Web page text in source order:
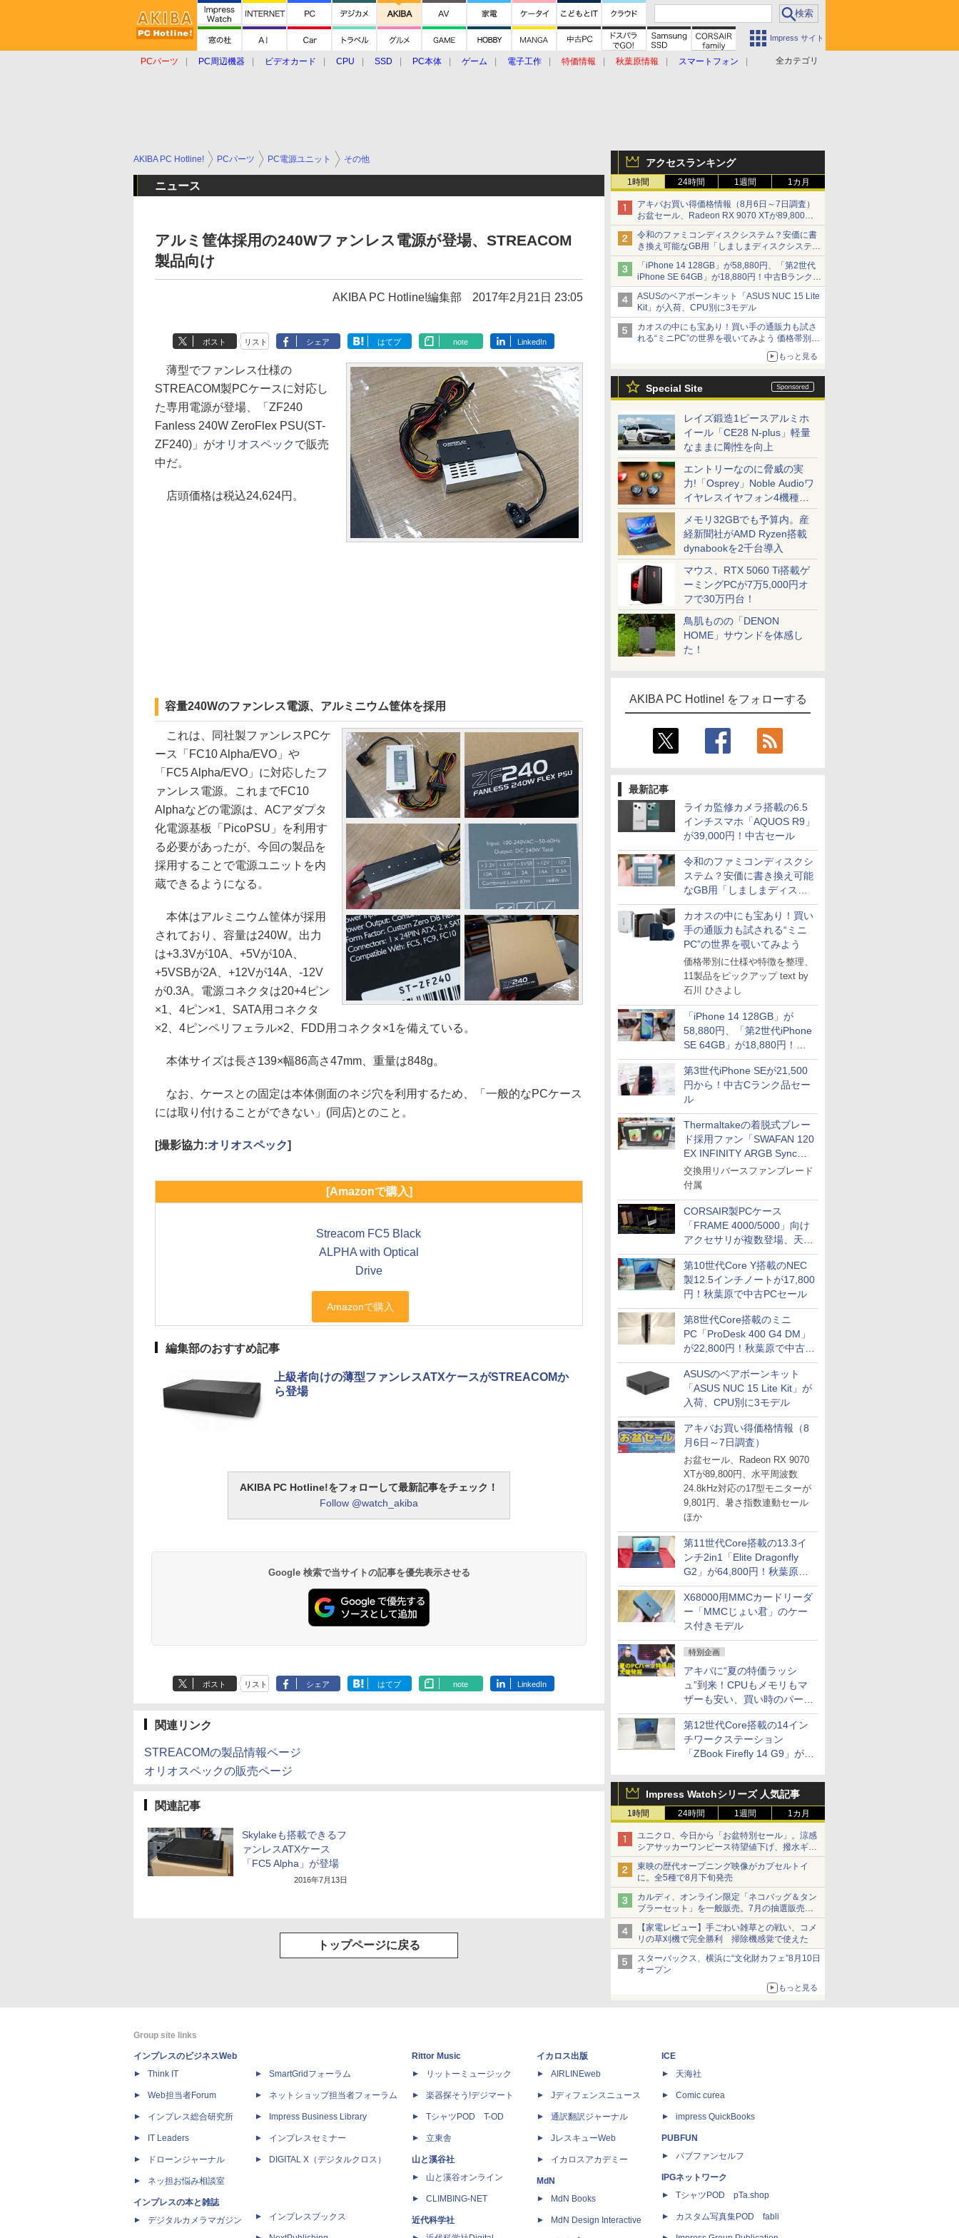
Impress サイト
全カテゴリ
PCパーツ PC周辺機器 ビデオカード CPU SSD PC本体 ゲーム 電子工作 特価情報 秋葉原情報
スマートフォン
アクセスランキング
1時間 24時間 1週間 1カ月
アキバお買い得価格情報（8月6日～7日調査）
お盆セール、Radeon RX 9070 XTが89,800
円、水平周波数24.8kHz対応の17型モニターが
9,801円、暑さ指数連動セール ほか
令和のファミコンディスクシステム？安価に書
き換え可能なGB用「しましまディスクシステ
ム」
「iPhone 14 128GB」が58,880円、「第2世代
iPhone SE 64GB」が18,880円！中古Bランク品
セール
ASUSのベアボーンキット「ASUS NUC 15 Lite
Kit」が入荷、CPU別に3モデル
カオスの中にも宝あり！買い手の通販力も試さ
れる“ミニPC”の世界を覗いてみよう 価格帯別に
仕様や特徴を整理、11製品をピックアップ text
もっと見る
Special Site
レイズ鍛造1ピースアルミホ
イール「CE28 N-plus」軽量
なままに剛性を向上
エントリーなのに脅威の実
力!「Osprey」Noble Audioワ
イヤレスイヤフォン4機種を
一気に聴く
メモリ32GBでも予算内。産
経新聞社がAMD Ryzen搭載
dynabookを2千台導入
マウス、RTX 5060 Ti搭載ゲ
ーミングPCが7万5,000円オ
フで30万円台！
鳥肌ものの「DENON
HOME」サウンドを体感し
た！
AKIBA PC Hotline! をフォローする
最新記事
ライカ監修カメラ搭載の6.5
インチスマホ「AQUOS R9」
が39,000円！中古セール
令和のファミコンディスクシ
ステム？安価に書き換え可能
なGB用「しましまディスク
システム」
カオスの中にも宝あり！買い
手の通販力も試される“ミニ
PC”の世界を覗いてみよう
価格帯別に仕様や特徴を整理、
11製品をピックアップ text by
石川 ひさよし
「iPhone 14 128GB」が
58,880円、「第2世代iPhone
SE 64GB」が18,880円！中
古Bランク品セール
第3世代iPhone SEが21,500
円から！中古Cランク品セー
ル
Thermaltakeの着脱式ブレー
ド採用ファン「SWAFAN 120
EX INFINITY ARGB Sync」
に単品パッケージ
交換用リバースファンブレード
付属
CORSAIR製PCケース
「FRAME 4000/5000」向け
アクセサリが複数登場、天然
木製パネルや背面コネクタ対
応トレイなど
第10世代Core Y搭載のNEC
製12.5インチノートが17,800
円！秋葉原で中古PCセール
第8世代Core搭載のミニ
PC「ProDesk 400 G4 DM」
が22,800円！秋葉原で中古
PCセール
ASUSのベアボーンキット
「ASUS NUC 15 Lite Kit」が
入荷、CPU別に3モデル
アキバお買い得価格情報（8
月6日～7日調査）
お盆セール、Radeon RX 9070
XTが89,800円、水平周波数
24.8kHz対応の17型モニターが
9,801円、暑さ指数連動セール
ほか
第11世代Core搭載の13.3イ
ンチ2in1「Elite Dragonfly
G2」が64,800円！秋葉原で
中古PCセール
X68000用MMCカードリーダ
ー「MMCじょい君」のケー
ス付きモデル
特別企画
アキバに“夏の特価ラッシ
ュ”到来！CPUもメモリもマ
ザーも安い、買い時のパーツ
は？【8月7日(金)22時配信】
第12世代Core搭載の14イン
チワークステーション
「ZBook Firefly 14 G9」が
セール
Impress Watchシリーズ 人気記事
1時間 24時間 1週間 1カ月
ユニクロ、今日から「お盆特別セール」。涼感
シアサッカーワンピース待望値下げ、撥水ギア
ショーツは1990円に
東映の歴代オープニング映像がカプセルトイ
に。全5種で8月下旬発売
カルディ、オンライン限定「ネコバッグ＆タン
ブラーセット」を一般販売。7月の抽選販売の
当選無効分
【家電レビュー】手ごわい雑草との戦い、コメ
リの草刈機で完全勝利 掃除機感覚で使えた
スターバックス、横浜に“文化財カフェ”8月10日
オープン
もっと見る
AKIBA PC Hotline! PCパーツ PC電源ユニット その他
ニュース
アルミ筐体採用の240Wファンレス電源が登場、STREACOM
製品向け
AKIBA PC Hotline!編集部 2017年2月21日 23:05
ポスト リスト シェア はてブ note LinkedIn
薄型でファンレス仕様の
STREACOM製PCケースに対応し
た専用電源が登場、「ZF240
Fanless 240W ZeroFlex PSU(ST-
ZF240)」がオリオスペック で販売
中だ。
店頭価格は税込24,624円。
容量240Wのファンレス電源、アルミニウム筐体を採用
これは、同社製ファンレスPCケ
ース「FC10 Alpha/EVO」や
「FC5 Alpha/EVO」に対応したフ
ァンレス電源。これまでFC10
Alphaなどの電源は、ACアダプタ
化電源基板「PicoPSU」を利用す
る必要があったが、今回の製品を
採用することで電源ユニットを内
蔵できるようになる。
本体はアルミニウム筐体が採用
されており、容量は240W。出力
は+3.3Vが10A、+5Vが10A、
+5VSBが2A、+12Vが14A、-12V
が0.3A。電源コネクタは20+4ピン
×1、4ピン×1、SATA用コネクタ
×2、4ピンペリフェラル×2、FDD用コネクタ×1を備えている。
本体サイズは長さ139×幅86高さ47mm、重量は848g。
なお、ケースとの固定は本体側面のネジ穴を利用するため、「一般的なPCケース
には取り付けることができない」(同店)とのこと。
[撮影協力:オリオスペック]
[Amazonで購入]
Streacom FC5 Black
ALPHA with Optical
Drive
編集部のおすすめ記事
上級者向けの薄型ファンレスATXケースがSTREACOMか
ら登場
AKIBA PC Hotline!をフォローして最新記事をチェック！
Follow @watch_akiba
Google 検索で当サイトの記事を優先表示させる
ポスト リスト シェア はてブ note LinkedIn
関連リンク
STREACOMの製品情報ページ
オリオスペックの販売ページ
関連記事
Skylakeも搭載できるフ
ァンレスATXケース
「FC5 Alpha」が登場
2016年7月13日
トップページに戻る
Group site links
インプレスのビジネスWeb
Think IT
Web担当者Forum
インプレス総合研究所
IT Leaders
ドローンジャーナル
ネッ担お悩み相談室
インプレスの本と雑誌
デジタルカメラマガジン
SmartGridフォーラム
ネットショップ担当者フォーラム
Impress Business Library
インプレスセミナー
DIGITAL X（デジタルクロス）
インプレスブックス
Rittor Music
リットーミュージック
楽器探そう!デジマート
TシャツPOD T-OD
立東舎
山と溪谷社
山と溪谷オンライン
CLIMBING-NET
近代科学社
イカロス出版
AIRLINEweb
Jディフェンスニュース
通訳翻訳ジャーナル
JレスキューWeb
イカロスアカデミー
MdN
MdN Books
MdN Design Interactive
ICE
天海社
Comic curea
impress QuickBooks
PUBFUN
パブファンセルフ
IPGネットワーク
TシャツPOD pTa.shop
カスタム写真集POD fabli